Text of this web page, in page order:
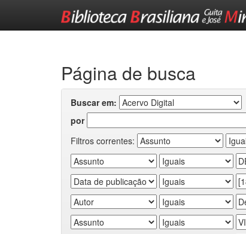
Página de busca
Buscar em:
por
Filtros correntes: